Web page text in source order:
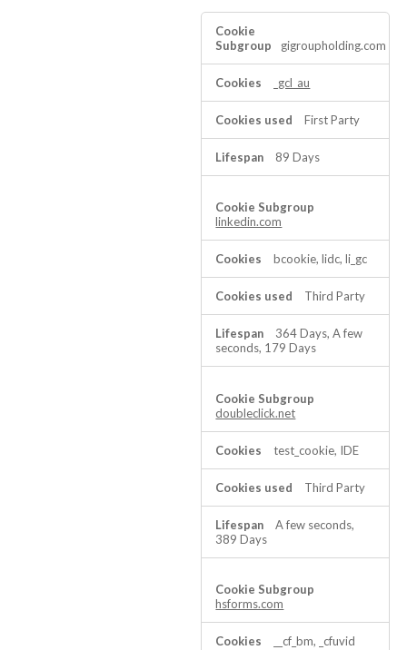
Targeting
Cookies
gigroupholding.com
_gcl_au
First Party
89 Days
linkedin.com
bcookie, lidc, li_gc
Third Party
364 Days, A few
seconds, 179 Days
doubleclick.net
test_cookie, IDE
Third Party
A few seconds,
389 Days
hsforms.com
__cf_bm, _cfuvid